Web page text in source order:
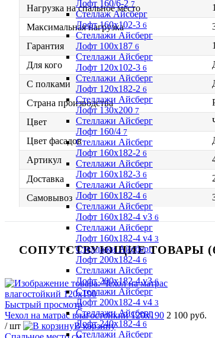
Лофт 160/6-2 7
Стеллаж Айсберг
Лофт 160х102-3 6
Стеллажи Айсберг
Лофт 100х187 6
Стеллажи Айсберг
Лофт 120х102-3 6
Стеллажи Айсберг
Лофт 120х182-2 6
Стеллажи Айсберг
Лофт 130х2007
Стеллажи Айсберг
Лофт 160/47
Стеллажи Айсберг
Лофт 160х182-26
Стеллажи Айсберг
Лофт 160х182-3 6
Стеллажи Айсберг
Лофт 160х182-4 6
Стеллажи Айсберг
Лофт 160х182-4 v3 6
Стеллажи Айсберг
Лофт 160х182-4 v4 3
Стеллажи Айсберг
Лофт 200х182-4 6
Стеллажи Айсберг
Лофт 200х182-4 v36
Стеллажи Айсберг
Лофт 200х182-4 v4 3
Стеллажи Айсберг
Лофт 240х182-4 6
Стеллажи Айсберг
Нагрузка на спальное место
Максимальная нагрузка
Гарантия
Для кого
С полками
Страна производства
Цвет
Цвет фасадов
Артикул
Доставка
Самовывоз
СОПУТСТВУЮЩИЕ ТОВАРЫ
Быстрый просмотр
Чехол на матрас влагостойкий 120х190 2 100 руб.
/ шт
В корзину